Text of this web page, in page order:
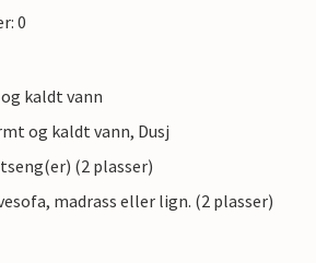
0
kaldt vann
og kaldt vann, Dusj
(2 plasser)
madrass eller lign. (2 plasser)